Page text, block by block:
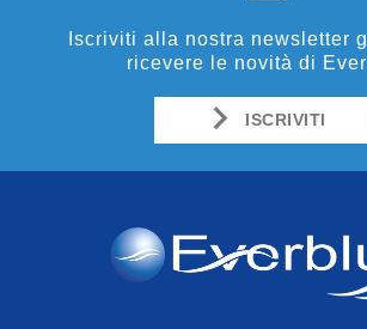
Iscriviti alla nostra newsletter
ricevere le novità di
ISCRIVITI